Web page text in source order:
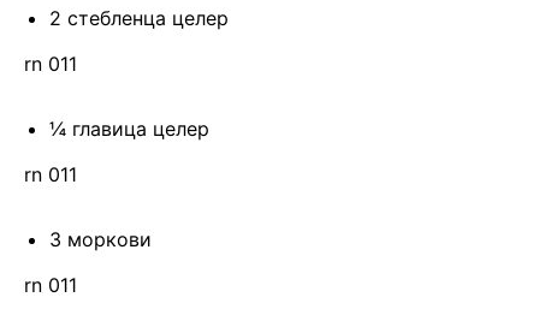
2 стебленца целер
rn 011
¼ главица целер
rn 011
3 моркови
rn 011